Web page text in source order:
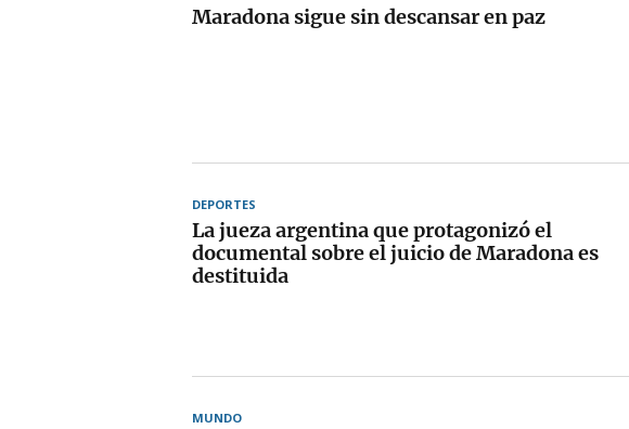
Maradona sigue sin descansar en paz
DEPORTES
La jueza argentina que protagonizó el
documental sobre el juicio de Maradona es
destituida
MUNDO